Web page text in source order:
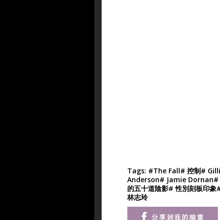
Tags: #The Fall# 控制#
Anderson# Jamie Dornan#
的五十道陰影# 性別刻板印象
林志玲